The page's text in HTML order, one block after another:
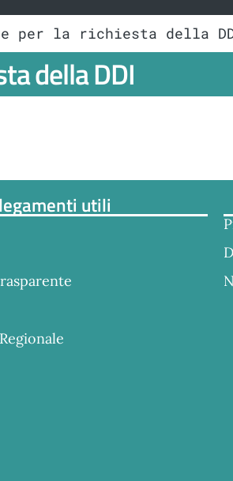
per la richiesta della
della DDI
utili